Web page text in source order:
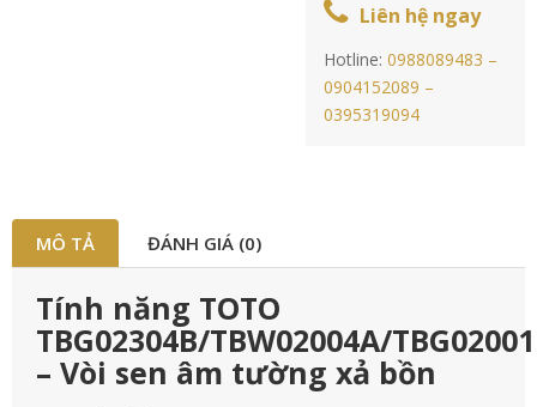
Liên hệ ngay
Hotline:0988089483 –
0904152089 –
0395319094
MÔ TẢ ĐÁNH GIÁ (0)
Tính năng TOTO
TBG02304B/TBW02004A/
– Vòi sen âm tường xả bồn